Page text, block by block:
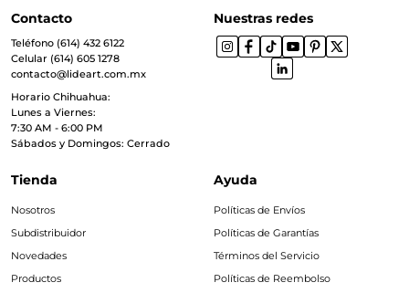
Contacto
Teléfono (614) 432 6122
Celular (614) 605 1278
contacto@lideart.com.mx
Horario Chihuahua:
Lunes a Viernes:
7:30 AM - 6:00 PM
Sábados y Domingos: Cerrado
Nuestras redes
Tienda
Nosotros
Subdistribuidor
Novedades
Productos
Ayuda
Políticas de Envíos
Políticas de Garantías
Términos del Servicio
Políticas de Reembolso